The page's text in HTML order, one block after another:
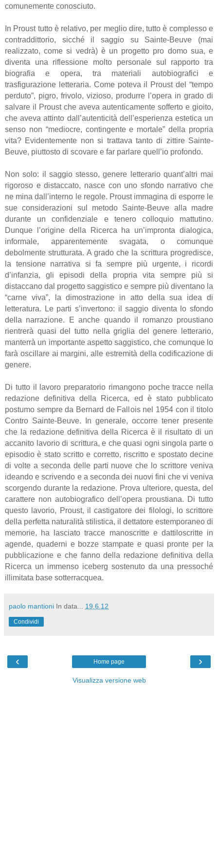
comunemente conosciuto.
In Proust tutto è relativo, per meglio dire, tutto è complesso e
contraddittorio, sicché il saggio su Sainte-Beuve (mai
realizzato, come si vedrà) è un progetto pro domo sua, e
diventa una riflessione molto personale sul rapporto tra
biografia e opera, tra materiali autobiografici e
trasfigurazione letteraria. Come poteva il Proust del “tempo
perduto”, pigro, frivolo, vizioso, produrre l’opera in grado di
salvare il Proust che aveva autenticamente sofferto e gioito,
che aveva attinto dall’autenticità dell’esperienza estetica un
senso non “mediocre, contingente e mortale” della propria
vita? Evidentemente non si trattava tanto di zittire Sainte-
Beuve, piuttosto di scovare e far parlare quell’io profondo.
Non solo: il saggio stesso, genere letterario quant’altri mai
rigoroso e distaccato, nasce con uno sfondo narrativo che
ne mina dall’interno le regole. Proust immagina di esporre le
sue considerazioni sul metodo Sainte-Beuve alla madre
durante un confidenziale e tenero colloquio mattutino.
Dunque l’origine della Ricerca ha un’impronta dialogica,
informale, apparentemente svagata, o comunque
debolmente strutturata. A grado che la scrittura progredisce,
la tensione narrativa si fa sempre più urgente, i ricordi
d’infanzia, gli episodi della propria vita sempre più si
distaccano dal progetto saggistico e sempre più diventano la
“carne viva”, la dimostrazione in atto della sua idea di
letteratura. Le parti s’invertono: il saggio diventa lo sfondo
della narrazione. E anche quando il romanzo proustiano
rientrerà quasi del tutto nella griglia del genere letterario,
manterrà un importante aspetto saggistico, che comunque lo
farà oscillare ai margini, alle estremità della codificazione di
genere.
Di tutto il lavoro preparatorio rimangono poche tracce nella
redazione definitiva della Ricerca, ed è stato pubblicato
postumo sempre da Bernard de Fallois nel 1954 con il titolo
Contro Sainte-Beuve. In generale, occorre tener presente
che la redazione definitiva della Ricerca è il risultato di un
accanito lavorio di scrittura, e che quasi ogni singola parte o
episodio è stato scritto e corretto, riscritto e spostato decine
di volte a seconda delle parti nuove che lo scrittore veniva
ideando e scrivendo e a seconda dei nuovi fini che vi veniva
scorgendo durante la redazione. Prova ulteriore, questa, del
carattere non autobiografico dell’opera proustiana. Di tutto
questo lavorio, Proust, il castigatore dei filologi, lo scrittore
della perfetta naturalità stilistica, il dettatore estemporaneo di
memorie, ha lasciato tracce manoscritte e dattiloscritte in
agende, quaderni e bozze stampate e quasi pronte per la
pubblicazione e che fanno della redazione definitiva della
Ricerca un immenso iceberg sostenuto da una pressoché
illimitata base sotterracquea.
paolo mantioni In data... 19.6.12
Condividi
‹ ›
Home page
Visualizza versione web